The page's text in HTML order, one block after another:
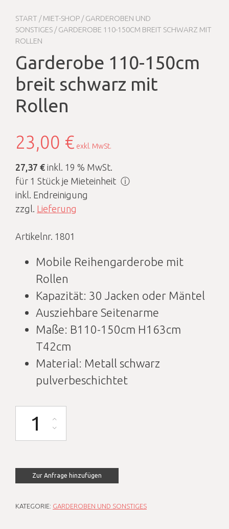
START /MIET-SHOP /GARDEROBEN UND
SONSTIGES / GARDEROBE 110-150CM BREIT SCHWARZ MIT
ROLLEN
Garderobe 110-150cm
breit schwarz mit
Rollen
23,00 € exkl. MwSt.
27,37 € inkl. 19 % MwSt.
für 1 Stück je Mieteinheit ⓘ
inkl. Endreinigung
zzgl. Lieferung
Artikelnr. 1801
Mobile Reihengarderobe mit
Rollen
Kapazität: 30 Jacken oder Mäntel
Ausziehbare Seitenarme
Maße: B110-150cm H163cm
T42cm
Material: Metall schwarz
pulverbeschichtet
Zur Anfrage hinzufügen
KATEGORIE: GARDEROBEN UND SONSTIGES